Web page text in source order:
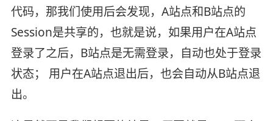
代码，那我们使用后会发现，A站点和B站点的
Session是共享的，也就是说，如果用户在A站点
登录了之后，B站点是无需登录，自动也处于登录
状态； 用户在A站点退出后，也会自动从B站点退
出。